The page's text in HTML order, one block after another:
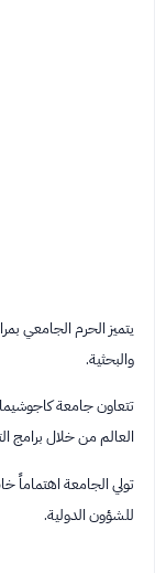
يتميز الحرم الجامعي
والبحثية.
تتعاون جامعة
العالم من خلال برامج
تولي الجامعة
للشؤون الدولية.